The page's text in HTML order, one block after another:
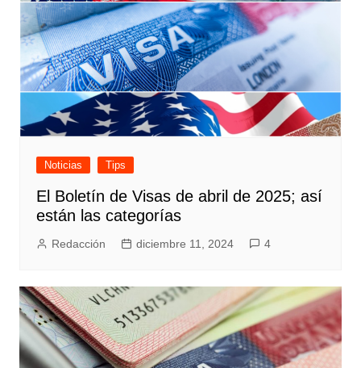
Noticias Tips
El Boletín de Visas de abril de 2025; así
están las categorías
Redacción diciembre 11, 2024 4